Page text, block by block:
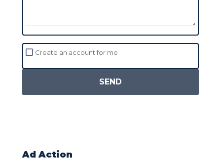
Create an account for me
SEND
Ad Action